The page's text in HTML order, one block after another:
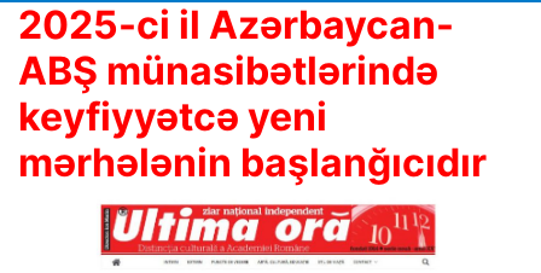
2025-ci il Azərbaycan-
ABŞ münasibətlərində
keyfiyyətcə yeni
mərhələnin başlanğıcıdır